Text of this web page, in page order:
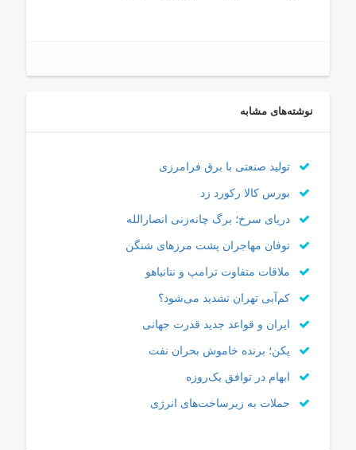
نوشته‌های مشابه
تولید صنعتی با برق فرامرزی
بورس کالا رکورد زد
دریای سرخ؛ برگ چانه‌زنی انصارالله
توفان مهاجران پشت مرزهای شنگن
ملاقات متفاوت ترامپ و نتانیاهو
کم‌آبی تهران تشدید می‌شود؟
ایران و قواعد جدید قدرت جهانی
پکن؛ برنده خاموش بحران نفت
ابهام در توافق یک‌روزه
حملات به زیرساخت‌های انرژی